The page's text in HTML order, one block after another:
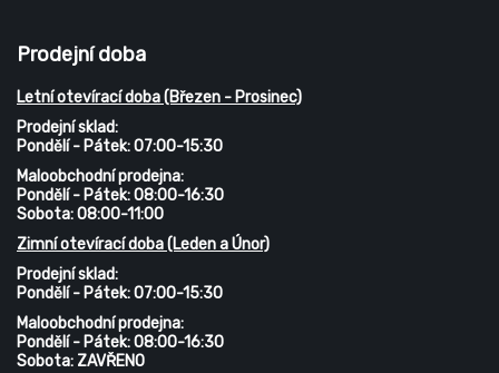
Prodejní doba
Letní otevírací doba (Březen - Prosinec)
Prodejní sklad:
Pondělí - Pátek: 07:00-15:30
Maloobchodní prodejna:
Pondělí - Pátek: 08:00-16:30
Sobota: 08:00-11:00
Zimní otevírací doba (Leden a Únor)
Prodejní sklad:
Pondělí - Pátek: 07:00-15:30
Maloobchodní prodejna:
Pondělí - Pátek: 08:00-16:30
Sobota: ZAVŘENO